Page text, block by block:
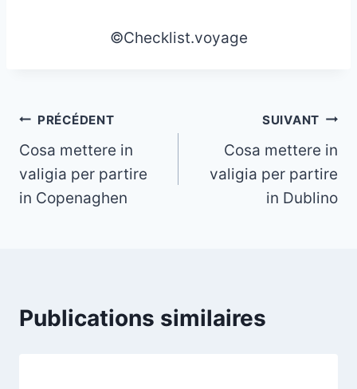
©Checklist.voyage
Navigation
de
l’article
PRÉCÉDENT
Cosa mettere in
valigia per partire
in Copenaghen
SUIVANT
Cosa mettere in
valigia per partire
in Dublino
Publications similaires